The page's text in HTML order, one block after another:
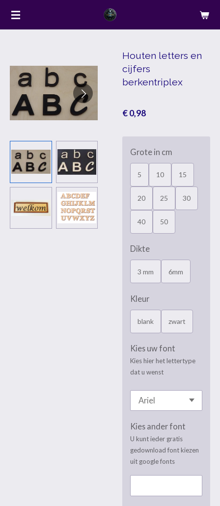
Ga
hoofdinhoud
Houten letters en
cijfers
berkentriplex
€ 0,98
Grote in cm
5 10 15
20 25 30
40 50
Dikte
3 mm 6mm
Kleur
blank zwart
Kies uw font
Kies hier het lettertype
dat u wenst
Kies ander font
U kunt ieder gratis
gedownload font kiezen
uit google fonts